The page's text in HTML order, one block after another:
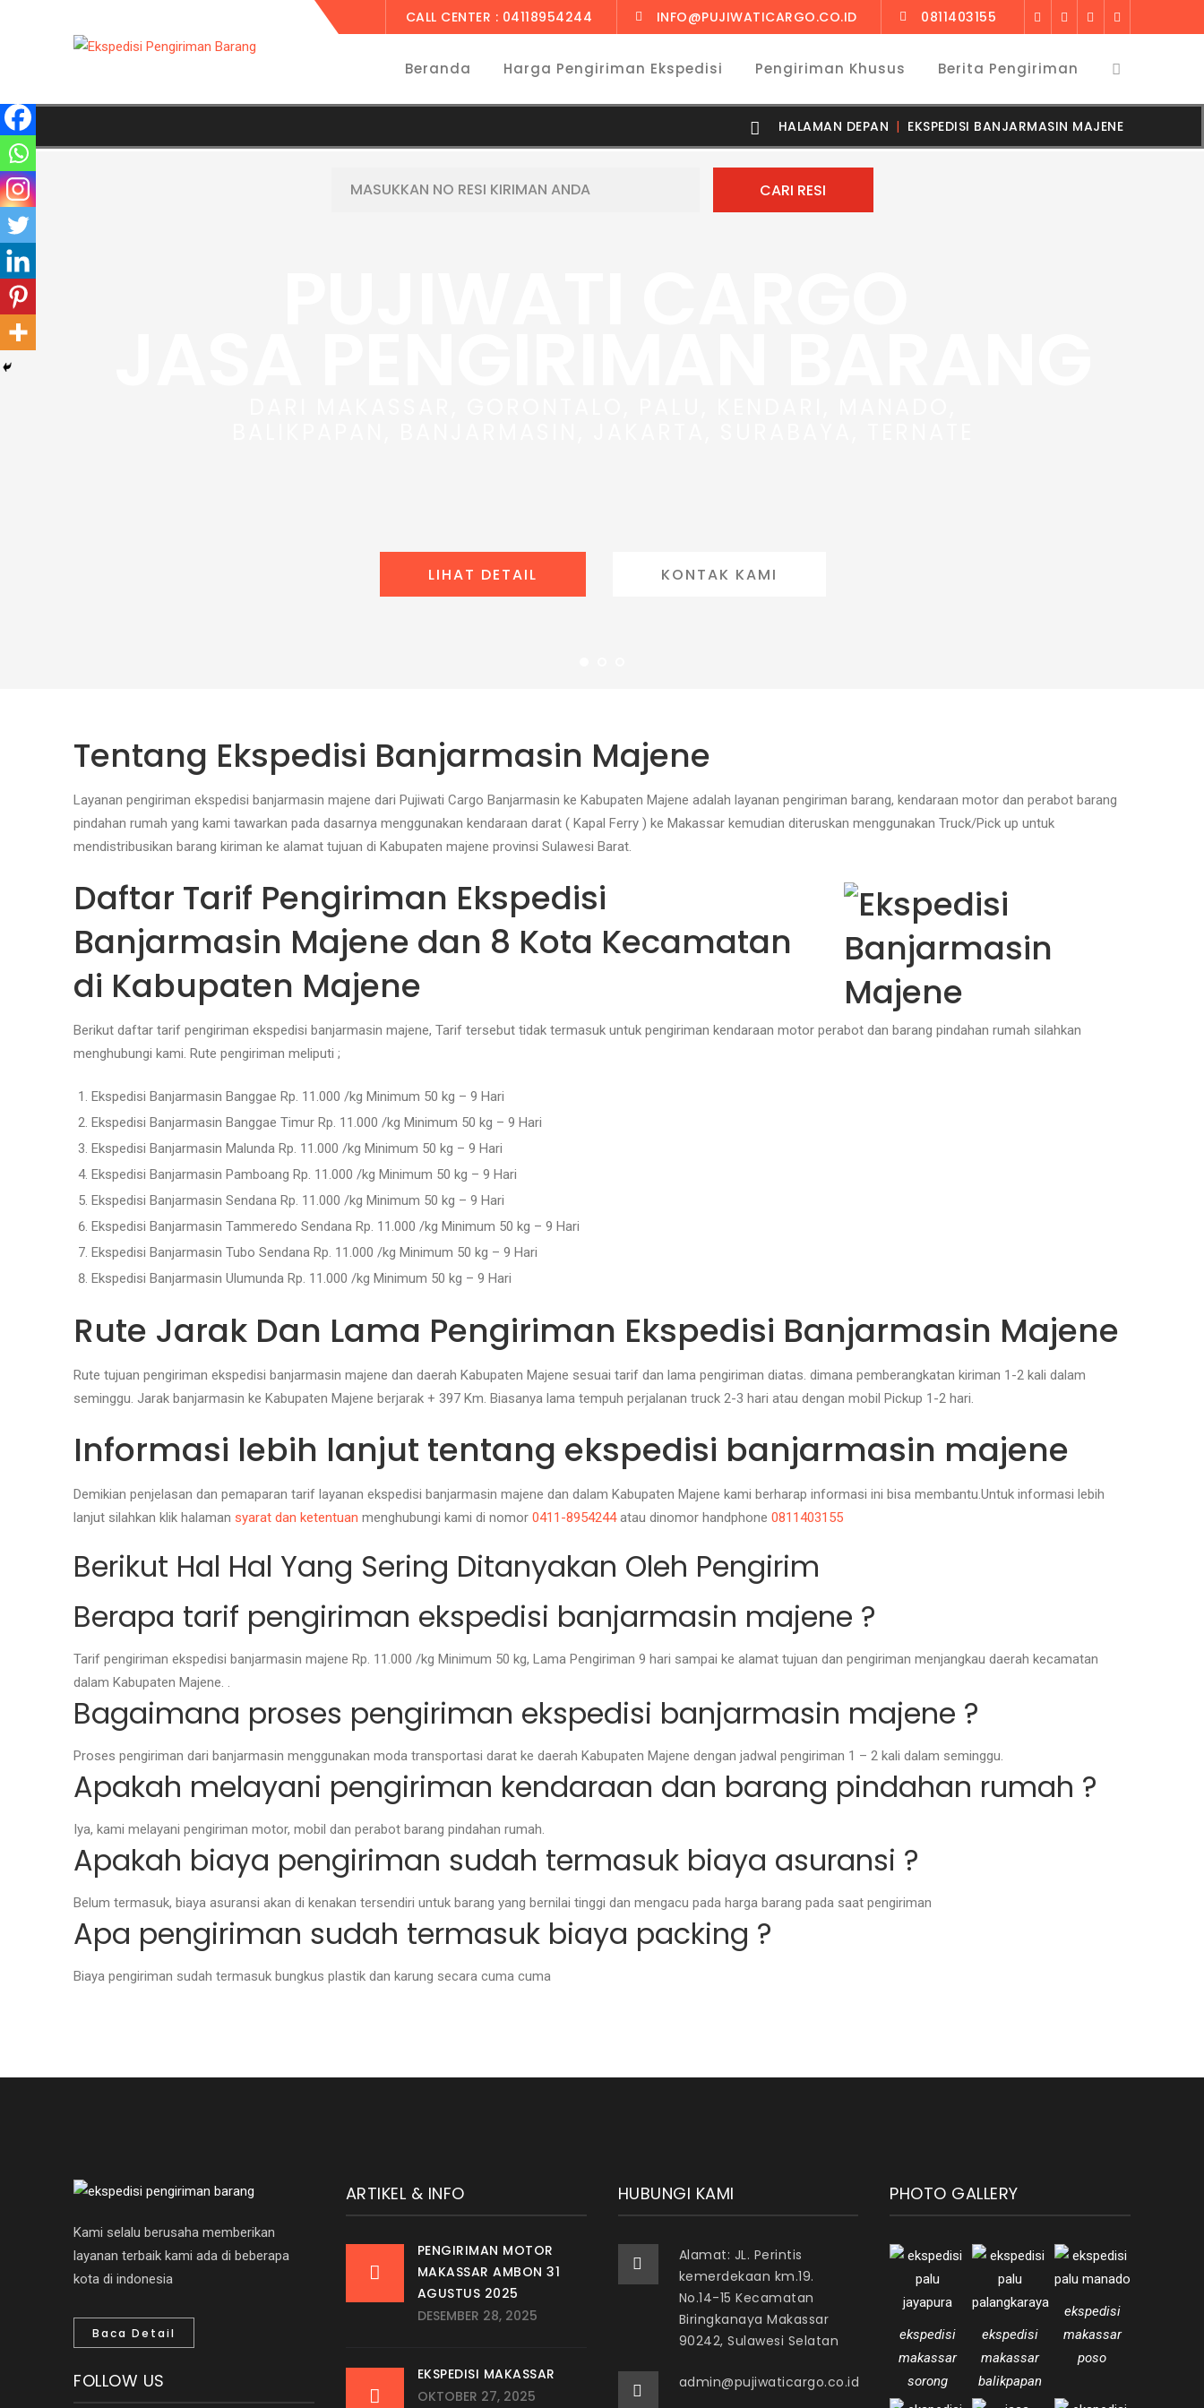
CALL CENTER : 04118954244 INFO@PUJIWATICARGO.CO.ID 0811403155
Beranda Harga Pengiriman Ekspedisi Pengiriman Khusus Berita Pengiriman
HALAMAN DEPAN EKSPEDISI BANJARMASIN MAJENE
LIHAT DETAIL KONTAK KAMI
Tentang Ekspedisi Banjarmasin Majene
Layanan pengiriman ekspedisi banjarmasin majene dari Pujiwati Cargo Banjarmasin ke Kabupaten Majene adalah layanan pengiriman barang, kendaraan motor dan perabot barang
pindahan rumah yang kami tawarkan pada dasarnya menggunakan kendaraan darat ( Kapal Ferry ) ke Makassar kemudian diteruskan menggunakan Truck/Pick up untuk
mendistribusikan barang kiriman ke alamat tujuan di Kabupaten majene provinsi Sulawesi Barat.
Daftar Tarif Pengiriman Ekspedisi
Banjarmasin Majene dan 8 Kota Kecamatan
di Kabupaten Majene
Berikut daftar tarif pengiriman ekspedisi banjarmasin majene, Tarif tersebut tidak termasuk untuk pengiriman kendaraan motor perabot dan barang pindahan rumah silahkan
menghubungi kami. Rute pengiriman meliputi ;
Ekspedisi Banjarmasin Banggae Rp. 11.000 /kg Minimum 50 kg – 9 Hari
Ekspedisi Banjarmasin Banggae Timur Rp. 11.000 /kg Minimum 50 kg – 9 Hari
Ekspedisi Banjarmasin Malunda Rp. 11.000 /kg Minimum 50 kg – 9 Hari
Ekspedisi Banjarmasin Pamboang Rp. 11.000 /kg Minimum 50 kg – 9 Hari
Ekspedisi Banjarmasin Sendana Rp. 11.000 /kg Minimum 50 kg – 9 Hari
Ekspedisi Banjarmasin Tammeredo Sendana Rp. 11.000 /kg Minimum 50 kg – 9 Hari
Ekspedisi Banjarmasin Tubo Sendana Rp. 11.000 /kg Minimum 50 kg – 9 Hari
Ekspedisi Banjarmasin Ulumunda Rp. 11.000 /kg Minimum 50 kg – 9 Hari
Rute Jarak Dan Lama Pengiriman Ekspedisi Banjarmasin Majene
Rute tujuan pengiriman ekspedisi banjarmasin majene dan daerah Kabupaten Majene sesuai tarif dan lama pengiriman diatas. dimana pemberangkatan kiriman 1-2 kali dalam
seminggu. Jarak banjarmasin ke Kabupaten Majene berjarak + 397 Km. Biasanya lama tempuh perjalanan truck 2-3 hari atau dengan mobil Pickup 1-2 hari.
Informasi lebih lanjut tentang ekspedisi banjarmasin majene
Demikian penjelasan dan pemaparan tarif layanan ekspedisi banjarmasin majene dan dalam Kabupaten Majene kami berharap informasi ini bisa membantu.Untuk informasi lebih
lanjut silahkan klik halaman syarat dan ketentuan menghubungi kami di nomor 0411-8954244atau dinomor handphone 0811403155
Berikut Hal Hal Yang Sering Ditanyakan Oleh Pengirim
Berapa tarif pengiriman ekspedisi banjarmasin majene ?
Tarif pengiriman ekspedisi banjarmasin majene Rp. 11.000 /kg Minimum 50 kg, Lama Pengiriman 9 hari sampai ke alamat tujuan dan pengiriman menjangkau daerah kecamatan
dalam Kabupaten Majene. .
Bagaimana proses pengiriman ekspedisi banjarmasin majene ?
Proses pengiriman dari banjarmasin menggunakan moda transportasi darat ke daerah Kabupaten Majene dengan jadwal pengiriman 1 – 2 kali dalam seminggu.
Apakah melayani pengiriman kendaraan dan barang pindahan rumah ?
Iya, kami melayani pengiriman motor, mobil dan perabot barang pindahan rumah.
Apakah biaya pengiriman sudah termasuk biaya asuransi ?
Belum termasuk, biaya asuransi akan di kenakan tersendiri untuk barang yang bernilai tinggi dan mengacu pada harga barang pada saat pengiriman
Apa pengiriman sudah termasuk biaya packing ?
Biaya pengiriman sudah termasuk bungkus plastik dan karung secara cuma cuma
Kami selalu berusaha memberikan
layanan terbaik kami ada di beberapa
kota di indonesia
Baca Detail
FOLLOW US
ARTIKEL & INFO
PENGIRIMAN MOTOR
MAKASSAR AMBON 31
AGUSTUS 2025
DESEMBER 28, 2025
EKSPEDISI MAKASSAR
OKTOBER 27, 2025
HUBUNGI KAMI
Alamat: JL. Perintis
kemerdekaan km.19.
No.14-15 Kecamatan
Biringkanaya Makassar
90242, Sulawesi Selatan
admin@pujiwaticargo.co.id
PHOTO GALLERY
ekspedisi
makassar
sorong
ekspedisi
makassar
balikpapan
ekspedisi
makassar
poso